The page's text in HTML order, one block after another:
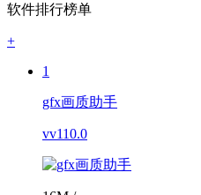
软件排行榜单
+
1
gfx画质助手
vv110.0